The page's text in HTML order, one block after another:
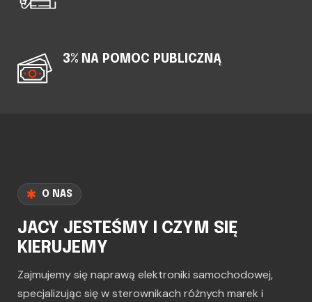
3% NA POMOC PUBLICZNĄ
O NAS
JACY JESTEŚMY I CZYM SIĘ
KIERUJEMY
Zajmujemy się naprawą elektroniki samochodowej,
specjalizując się w sterownikach różnych marek i